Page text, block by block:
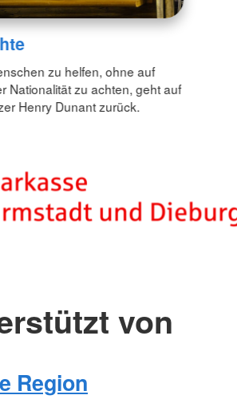
zu helfen, ohne auf
Nationalität zu achten, geht auf
Henry Dunant zurück.
von
Region